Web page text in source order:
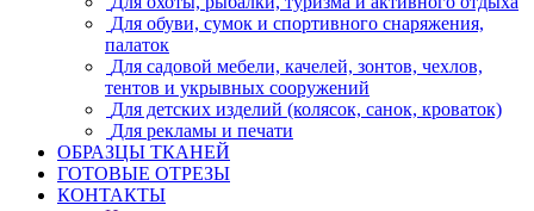
Для обуви, сумок и спортивного снаряжения,
палаток
Для садовой мебели, качелей, зонтов, чехлов,
тентов и укрывных сооружений
Для детских изделий (колясок, санок, кроваток)
Для рекламы и печати
ОБРАЗЦЫ ТКАНЕЙ
ГОТОВЫЕ ОТРЕЗЫ
КОНТАКТЫ